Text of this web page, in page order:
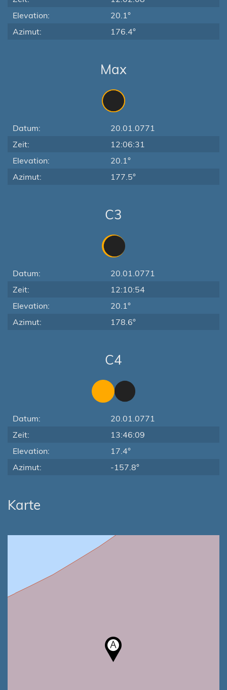
Elevation:
20.1°
Azimut:
176.4°
Max
Datum:
20.01.0771
Zeit:
12:06:31
Elevation:
20.1°
Azimut:
177.5°
C3
Datum:
20.01.0771
Zeit:
12:10:54
Elevation:
20.1°
Azimut:
178.6°
C4
Datum:
20.01.0771
Zeit:
13:46:09
Elevation:
17.4°
Azimut:
-157.8°
Karte